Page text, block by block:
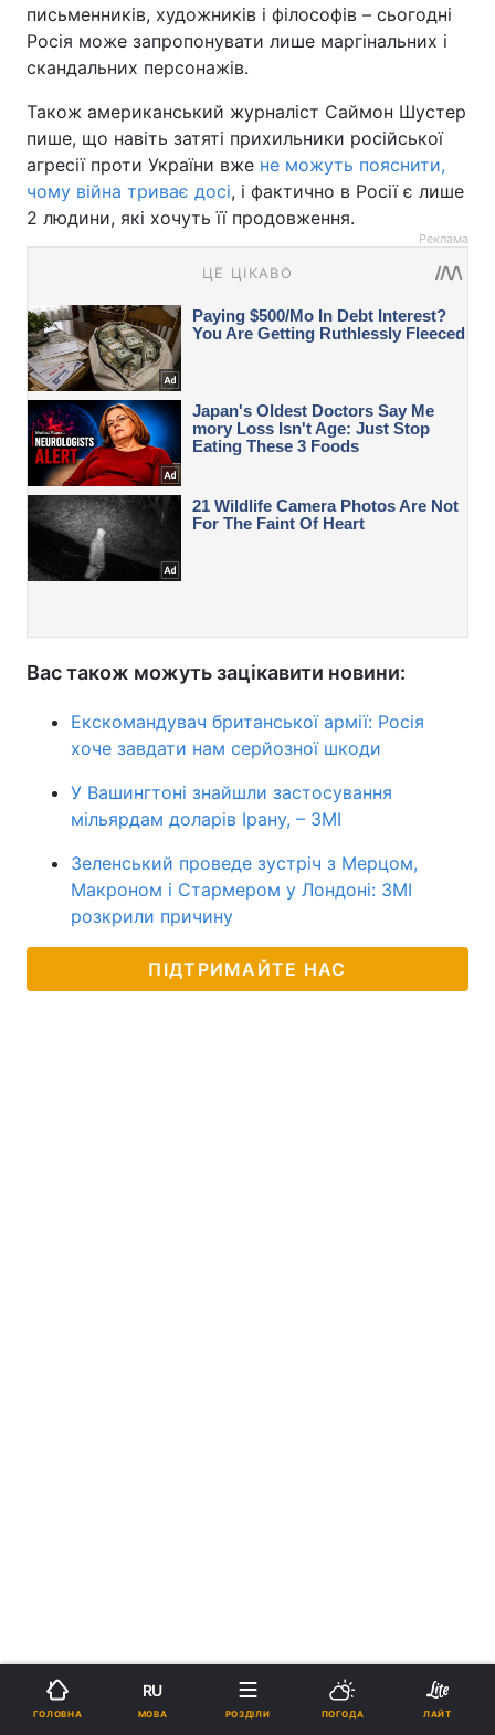
письменників, художників і філософів – сьогодні
Росія може запропонувати лише маргінальних і
скандальних персонажів.
Також американський журналіст Саймон Шустер
пише, що навіть затяті прихильники російської
агресії проти України вже не можуть пояснити,
чому війна триває досі, і фактично в Росії є лише
2 людини, які хочуть її продовження.
Реклама
Вас також можуть зацікавити новини:
Екскомандувач британської армії: Росія
хоче завдати нам серйозної шкоди
У Вашингтоні знайшли застосування
мільярдам доларів Ірану, – ЗМІ
Зеленський проведе зустріч з Мерцом,
Макроном і Стармером у Лондоні: ЗМІ
розкрили причину
ПІДТРИМАЙТЕ НАС
ГОЛОВНА
RU
МОВА РОЗДІЛИ ПОГОДА ЛАЙТ